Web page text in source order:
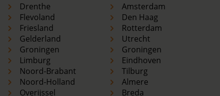
Drenthe
Flevoland
Friesland
Gelderland
Groningen
Limburg
Noord-Brabant
Noord-Holland
Overijssel
Amsterdam
Den Haag
Rotterdam
Utrecht
Groningen
Eindhoven
Tilburg
Almere
Breda